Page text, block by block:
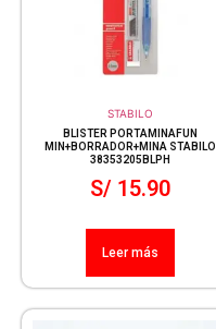
STABILO
BLISTER PORTAMINAFUN
MIN+BORRADOR+MINA STABILO
38353205BLPH
S/15.90
Leer más